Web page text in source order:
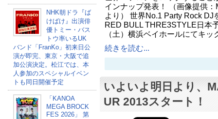
NHK朝ドラ『ば
けばけ』出演俳
優トミー・バス
トウ率いるUK
バンド「FranKo」初来日公
演が即完、東京・大阪で追
加公演決定。松江では、本
人参加のスペシャルイベン
トも同日開催予定
「KANOA
MEGA BROCK
FES 2026」 第
インナップ発表！ （画像提供
より） 世界No.1 Party Rock DJ
RED BULL THRE3STYLE日本
（土）横浜ベイホールにてキ
続きを読む...
いよいよ明日より、
UR 2013スタート！